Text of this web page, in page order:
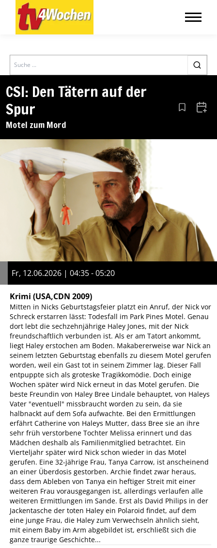
Search
CSI: Den Tätern auf der
Spur
Motel zum Mord
Aus den
Fr, 12.06.2026 | 04:35 - 05:20
Krimi (USA,CDN 2009)
Mitten in Nicks Geburtstagsfeier platzt ein Anruf, der Nick vor
Schreck erstarren lässt: Todesfall im Park Pines Motel. Genau
dort lebt die sechzehnjährige Haley Jones, mit der Nick
freundschaftlich verbunden ist. Als er am Tatort ankommt,
liegt Haley erstochen am Boden. Makabererweise war Nick an
seinem letzten Geburtstag ebenfalls zu diesem Motel gerufen
worden, weil ein Gast tot in seinem Zimmer lag. Dieser Fall
entpuppte sich als groteske Tragikkomödie. Doch einige
Wochen später wird Nick erneut in das Motel gerufen. Die
beste Freundin von Haley Bree Lindale behauptet, von Haleys
Vater "eventuell" missbraucht worden zu sein, da sie
halbnackt auf dem Sofa aufwachte. Bei den Ermittlungen
erfährt Catherine von Haleys Mutter, dass Bree sie an ihre
sehr früh verstorbene Tochter Melissa erinnert und das
Mädchen deshalb als Familienmitglied betrachtet. Ein
Vierteljahr später wird Nick schon wieder in das Motel
gerufen. Eine 32-jährige Frau, Tanya Carrow, ist anscheinend
an einer Überdosis gestorben. Archie findet zwar heraus,
dass dem Ableben von Tanya ein heftiger Streit mit einer
weiteren Frau vorausgegangen ist, allerdings verlaufen alle
weiteren Ermittlungen im Sande. Erst als David Philips in der
Jackentasche der toten Haley ein Polaroid findet, auf dem
eine junge Frau, die Haley zum Verwechseln ähnlich sieht,
mit einem Baby im Arm abgebildet ist, erschließt sich die
ganze traurige Geschichte...